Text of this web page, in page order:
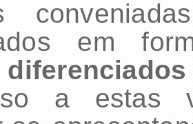
em
a estas